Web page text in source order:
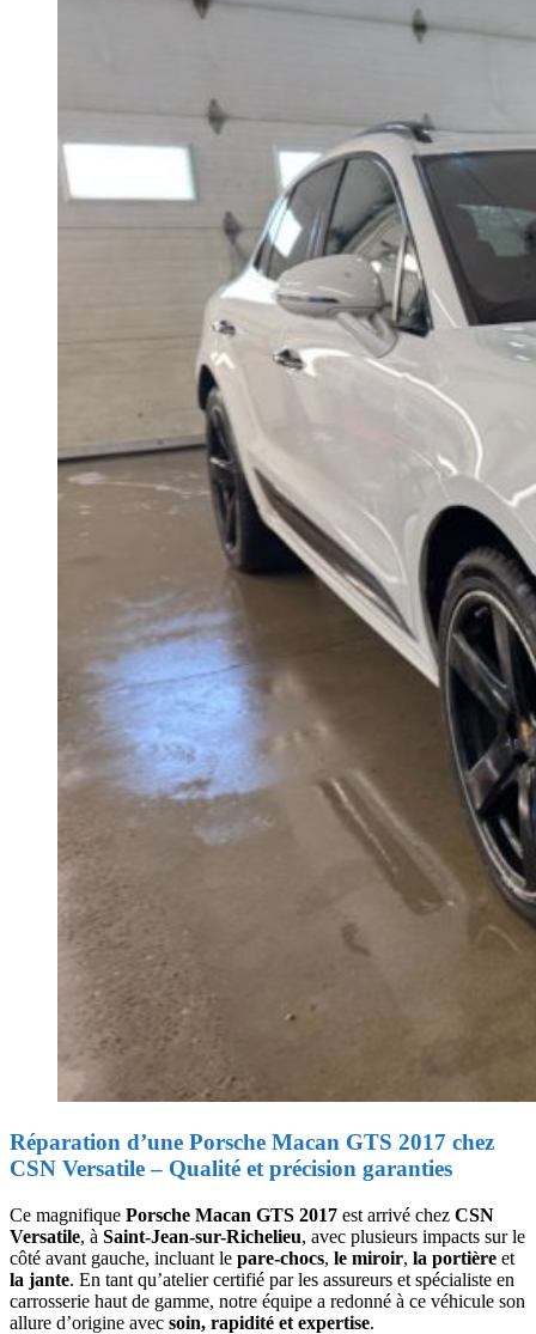
Réparation d’une Porsche Macan GTS 2017 chez
CSN Versatile – Qualité et précision garanties
Ce magnifique Porsche Macan GTS 2017 est arrivé chez CSN
Versatile, à Saint-Jean-sur-Richelieu, avec plusieurs impacts sur le
côté avant gauche, incluant le pare-chocs, le miroir, la portière et
la jante. En tant qu’atelier certifié par les assureurs et spécialiste en
carrosserie haut de gamme, notre équipe a redonné à ce véhicule son
allure d’origine avec soin, rapidité et expertise.